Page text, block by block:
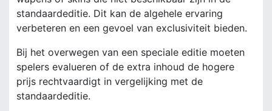
standaardeditie. Dit kan de algehele ervaring
verbeteren en een gevoel van exclusiviteit bieden.
Bij het overwegen van een speciale editie moeten
spelers evalueren of de extra inhoud de hogere
prijs rechtvaardigt in vergelijking met de
standaardeditie.